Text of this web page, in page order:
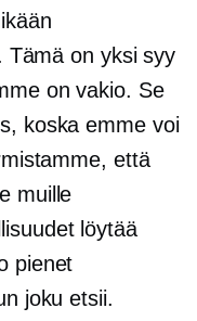
Tämä on yksi syy
on vakio. Se
koska emme voi
että
muille
löytää
pienet
joku etsii.